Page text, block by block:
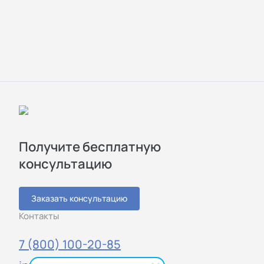
Получите бесплатную
консультацию
Заказать консультацию
Контакты
7 (800) 100-20-85